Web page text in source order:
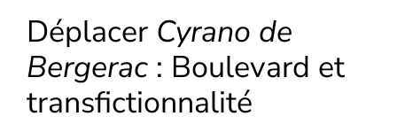
Déplacer Cyrano de
Bergerac : Boulevard et
transfictionnalité